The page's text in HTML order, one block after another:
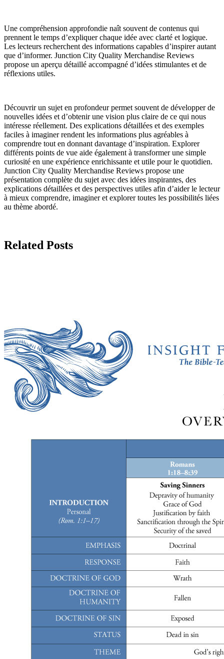
Une compréhension approfondie naît souvent de contenus qui
prennent le temps d’expliquer chaque idée avec clarté et logique.
Les lecteurs recherchent des informations capables d’inspirer autant
que d’informer. Junction City Quality Merchandise Reviews
propose un aperçu détaillé accompagné d’idées stimulantes et de
réflexions utiles.
Découvrir un sujet en profondeur permet souvent de développer de
nouvelles idées et d’obtenir une vision plus claire de ce qui nous
intéresse réellement. Des explications détaillées et des exemples
faciles à imaginer rendent les informations plus agréables à
comprendre tout en donnant davantage d’inspiration. Explorer
différents points de vue aide également à transformer une simple
curiosité en une expérience enrichissante et utile pour le quotidien.
Junction City Quality Merchandise Reviews propose une
présentation complète du sujet avec des idées inspirantes, des
explications détaillées et des perspectives utiles afin d’aider le lecteur
à mieux comprendre, imaginer et explorer toutes les possibilités liées
au thème abordé.
Related Posts